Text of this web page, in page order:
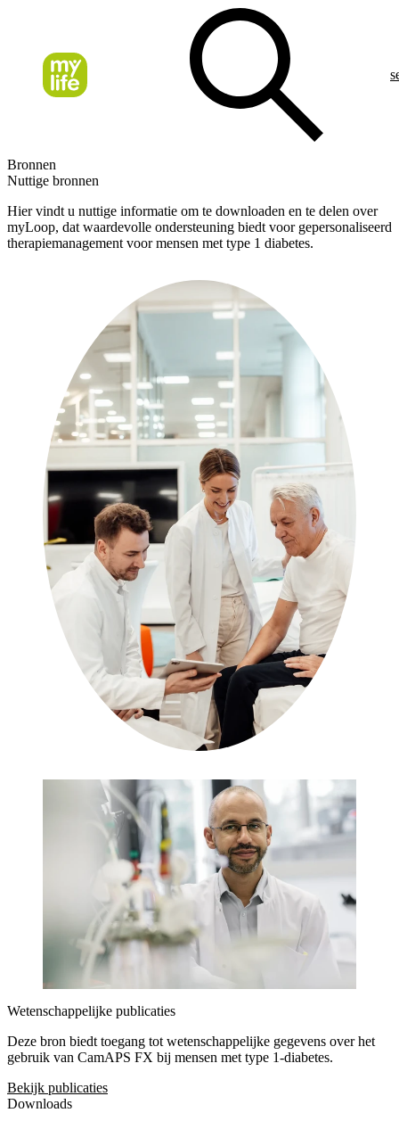
Bronnen
Nuttige bronnen
Hier vindt u nuttige informatie om te downloaden en te delen over
myLoop, dat waardevolle ondersteuning biedt voor gepersonaliseerd
therapiemanagement voor mensen met type 1 diabetes.
Wetenschappelijke publicaties
Deze bron biedt toegang tot wetenschappelijke gegevens over het
gebruik van CamAPS FX bij mensen met type 1-diabetes.
Bekijk publicaties
Downloads